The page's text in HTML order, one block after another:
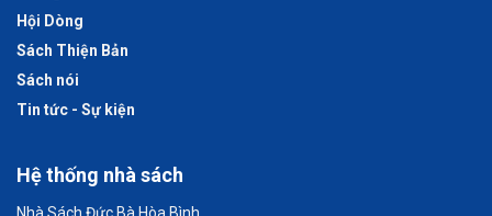
Hội Dòng
Sách Thiện Bản
Sách nói
Tin tức - Sự kiện
Hệ thống nhà sách
Nhà Sách Đức Bà Hòa Bình